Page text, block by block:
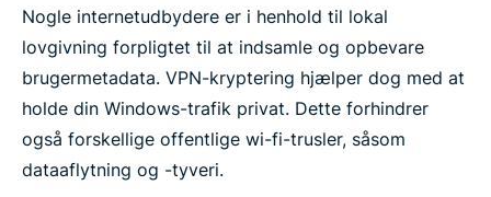
Nogle internetudbydere er i henhold til lokal
lovgivning forpligtet til at indsamle og opbevare
brugermetadata. VPN-kryptering hjælper dog med at
holde din Windows-trafik privat. Dette forhindrer
også forskellige offentlige wi-fi-trusler, såsom
dataaflytning og -tyveri.